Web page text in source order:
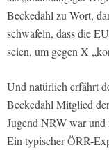
Beckedahl zu Wort,
schwafeln, dass die
seien, um gegen X
Und natürlich erfährt
Beckedahl Mitglied
Jugend NRW war und
Ein typischer ÖRR-